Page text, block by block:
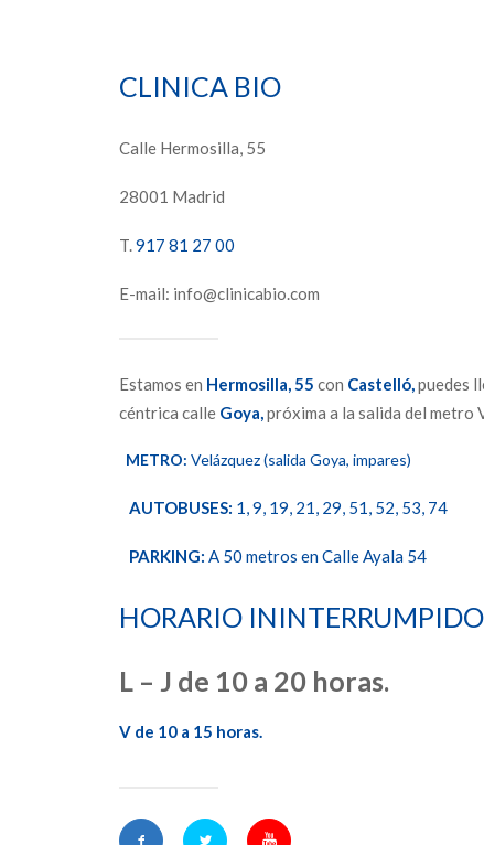
CLINICA BIO
Calle Hermosilla, 55
28001 Madrid
T.917 81 27 00
E-mail: info@clinicabio.com
Estamos en Hermosilla,55 con Castelló,puedes
céntrica calle Goya,próxima a la salida del metro
METRO: Velázquez (salida Goya, impares)
AUTOBUSES: 1, 9, 19, 21, 29, 51, 52, 53, 74
PARKING: A 50 metros en Calle Ayala 54
HORARIO ININTERRUMPIDO
L – J de 10 a 20 horas.
V de 10 a 15 horas.